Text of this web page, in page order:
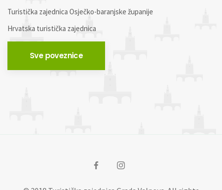
Turistička zajednica Osječko-baranjske županije
Hrvatska turistička zajednica
Sve poveznice